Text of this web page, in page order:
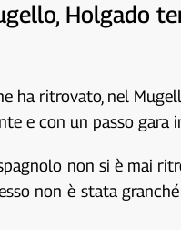
Holgado
ha ritrovato, nel
e con un passo gara
non si è mai
non è stata